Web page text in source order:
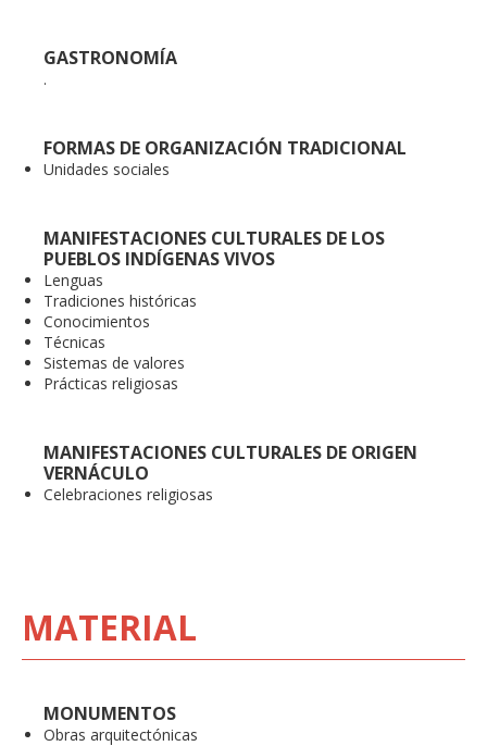
GASTRONOMÍA
.
FORMAS DE ORGANIZACIÓN TRADICIONAL
Unidades sociales
MANIFESTACIONES CULTURALES DE LOS
PUEBLOS INDÍGENAS VIVOS
Lenguas
Tradiciones históricas
Conocimientos
Técnicas
Sistemas de valores
Prácticas religiosas
MANIFESTACIONES CULTURALES DE ORIGEN
VERNÁCULO
Celebraciones religiosas
MATERIAL
MONUMENTOS
Obras arquitectónicas